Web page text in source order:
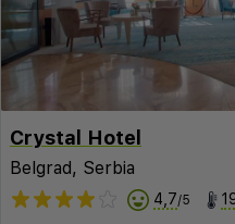
Crystal Hotel
Belgrad, Serbia
4,7/5